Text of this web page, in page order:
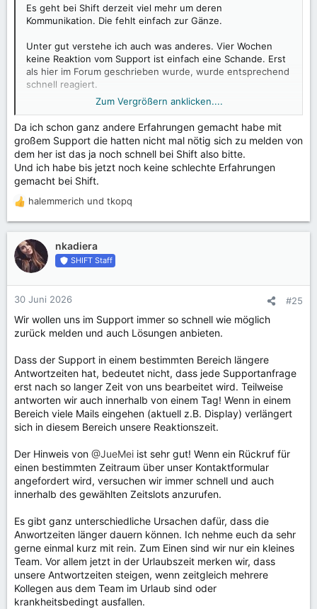
Es geht bei Shift derzeit viel mehr um deren
Kommunikation. Die fehlt einfach zur Gänze.
Unter gut verstehe ich auch was anderes. Vier Wochen
keine Reaktion vom Support ist einfach eine Schande. Erst
als hier im Forum geschrieben wurde, wurde entsprechend
schnell reagiert.
Was verstehst du unter Super Support und schneller
Lösung? Vier Wochen keine Reaktion des Supports ist für
dich schnell? Wo lebst du denn? Die Lösung gab es erst,
als hier im Forum geschrieben wurde.
Ich bin schon gespannt, wie es da weitergehen wird bei
Shift.
Zum Vergrößern anklicken....
Da ich schon ganz andere Erfahrungen gemacht habe mit
großem Support die hatten nicht mal nötig sich zu melden von
dem her ist das ja noch schnell bei Shift also bitte.
Und ich habe bis jetzt noch keine schlechte Erfahrungen
gemacht bei Shift.
R
e
a
k
t
o
n
n
:
halemmerich und tkopq
nkadiera
SHIFT Staff
30 Juni 2026 #25
Wir wollen uns im Support immer so schnell wie möglich
zurück melden und auch Lösungen anbieten.
Dass der Support in einem bestimmten Bereich längere
Antwortzeiten hat, bedeutet nicht, dass jede Supportanfrage
erst nach so langer Zeit von uns bearbeitet wird. Teilweise
antworten wir auch innerhalb von einem Tag! Wenn in einem
Bereich viele Mails eingehen (aktuell z.B. Display) verlängert
sich in diesem Bereich unsere Reaktionszeit.
Der Hinweis von @JueMei ist sehr gut! Wenn ein Rückruf für
einen bestimmten Zeitraum über unser Kontaktformular
angefordert wird, versuchen wir immer schnell und auch
innerhalb des gewählten Zeitslots anzurufen.
Es gibt ganz unterschiedliche Ursachen dafür, dass die
Anwortzeiten länger dauern können. Ich nehme euch da sehr
gerne einmal kurz mit rein. Zum Einen sind wir nur ein kleines
Team. Vor allem jetzt in der Urlaubszeit merken wir, dass
unsere Antwortzeiten steigen, wenn zeitgleich mehrere
Kollegen aus dem Team im Urlaub sind oder
krankheitsbedingt ausfallen.